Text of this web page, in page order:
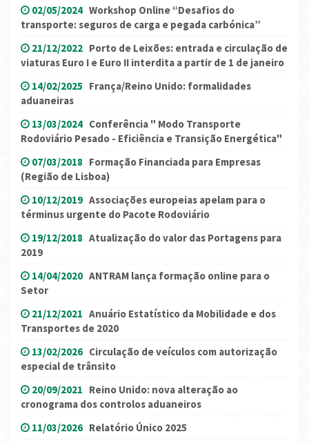
02/05/2024 Workshop Online “Desafios do
transporte: seguros de carga e pegada carbónica”
21/12/2022 Porto de Leixões: entrada e circulação de
viaturas Euro I e Euro II interdita a partir de 1 de janeiro
14/02/2025 França/Reino Unido: formalidades
aduaneiras
13/03/2024 Conferência " Modo Transporte
Rodoviário Pesado - Eficiência e Transição Energética"
07/03/2018 Formação Financiada para Empresas
(Região de Lisboa)
10/12/2019 Associações europeias apelam para o
términus urgente do Pacote Rodoviário
19/12/2018 Atualização do valor das Portagens para
2019
14/04/2020 ANTRAM lança formação online para o
Setor
21/12/2021 Anuário Estatístico da Mobilidade e dos
Transportes de 2020
13/02/2026 Circulação de veículos com autorização
especial de trânsito
20/09/2021 Reino Unido: nova alteração ao
cronograma dos controlos aduaneiros
11/03/2026 Relatório Único 2025